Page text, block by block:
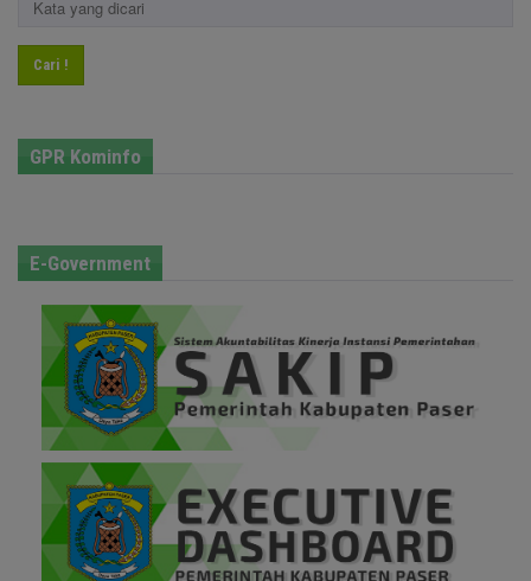
Cari !
GPR Kominfo
E-Government